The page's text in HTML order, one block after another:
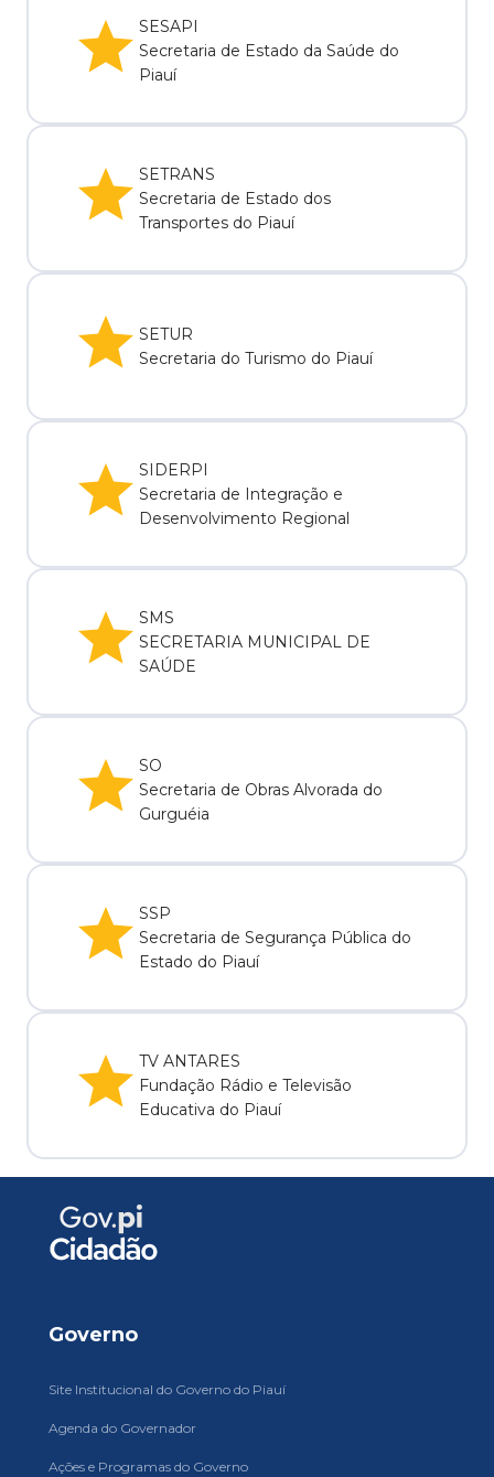
SESAPI
Secretaria de Estado da Saúde do
Piauí
SETRANS
Secretaria de Estado dos
Transportes do Piauí
SETUR
Secretaria do Turismo do Piauí
SIDERPI
Secretaria de Integração e
Desenvolvimento Regional
SMS
SECRETARIA MUNICIPAL DE
SAÚDE
SO
Secretaria de Obras Alvorada do
Gurguéia
SSP
Secretaria de Segurança Pública do
Estado do Piauí
TV ANTARES
Fundação Rádio e Televisão
Educativa do Piauí
Governo
Site Institucional do Governo do Piauí
Agenda do Governador
Ações e Programas do Governo